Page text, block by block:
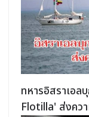
ทหารอิสราเอ
Flotilla' ส่งควา